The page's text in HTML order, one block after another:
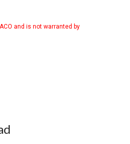
and is not warranted by